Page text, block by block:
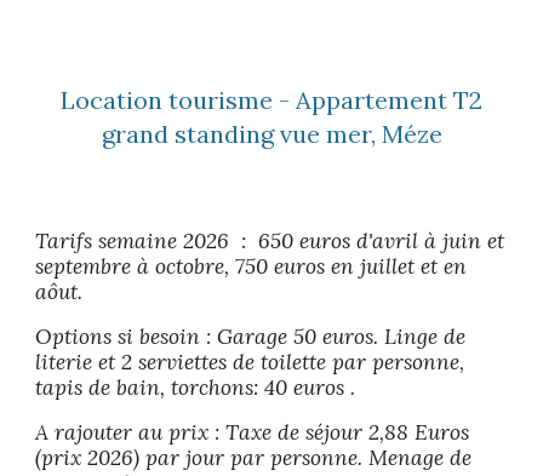
Location tourisme - Appartement T2
grand standing vue mer, Méze
Tarifs semaine 2026 : 650euros d'avril à juin et
septembre à octobre, 750 eurosen juillet et en
aôut.
Options si besoin : Garage 50 euros. Linge de
literie et 2 serviettes de toilette par personne,
tapis de bain, torchons: 40 euros .
A rajouter au prix : Taxe de séjour 2,88Euros
(prix 2026) par jour parpersonne. Menage de